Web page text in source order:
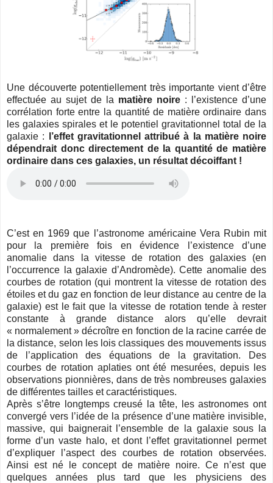
Une découverte potentiellement très importante vient d’être
effectuée au sujet de la matière noire : l’existence d’une
corrélation forte entre la quantité de matière ordinaire dans
les galaxies spirales et le potentiel gravitationnel total de la
galaxie :
l’effet gravitationnel attribué à la matière noire
dépendrait donc directement de la quantité de matière
ordinaire dans ces galaxies, un résultat décoiffant !
C’est en 1969 que l’astronome américaine Vera Rubin mit
pour la première fois en évidence l’existence d’une
anomalie dans la vitesse de rotation des galaxies (en
l’occurrence la galaxie d’Andromède). Cette anomalie des
courbes de rotation (qui montrent la vitesse de rotation des
étoiles et du gaz en fonction de leur distance au centre de la
galaxie) est le fait que la vitesse de rotation tende à rester
constante à grande distance alors qu’elle devrait
« normalement » décroître en fonction de la racine carrée de
la distance, selon les lois classiques des mouvements issus
de l’application des équations de la gravitation. Des
courbes de rotation aplaties ont été mesurées, depuis les
observations pionnières, dans de très nombreuses galaxies
de différentes tailles et caractéristiques.
Après s’être longtemps creusé la tête, les astronomes ont
convergé vers l’idée de la présence d’une matière invisible,
massive, qui baignerait l’ensemble de la galaxie sous la
forme d’un vaste halo, et dont l’effet gravitationnel permet
d’expliquer l’aspect des courbes de rotation observées.
Ainsi est né le concept de matière noire. Ce n’est que
quelques années plus tard que les physiciens des